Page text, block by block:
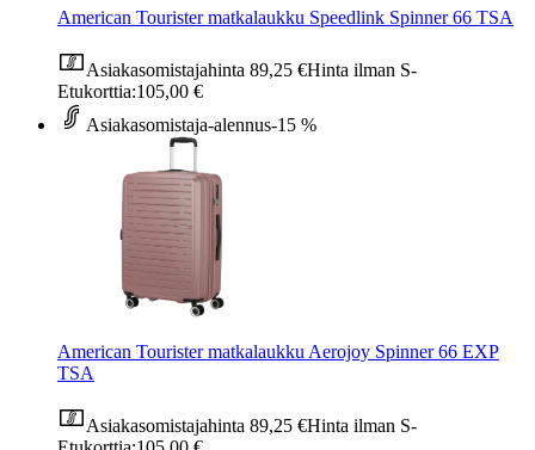
American Tourister matkalaukku Speedlink Spinner 66 TSA
Asiakasomistajahinta 89,25 €Hinta ilman S-
Etukorttia:105,00 €
Asiakasomistaja-alennus-15 %
American Tourister matkalaukku Aerojoy Spinner 66 EXP
TSA
Asiakasomistajahinta 89,25 €Hinta ilman S-